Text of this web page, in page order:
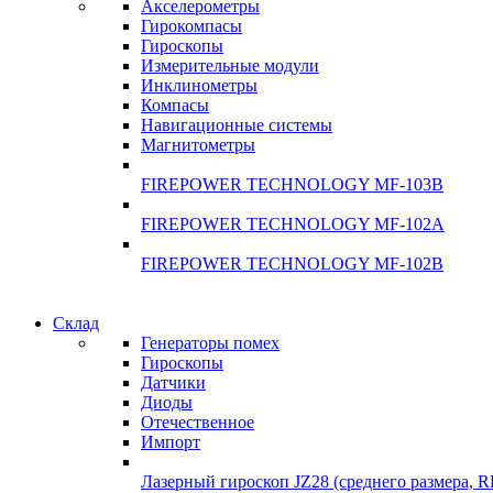
Акселерометры
Гирокомпасы
Гироскопы
Измерительные модули
Инклинометры
Компасы
Навигационные системы
Магнитометры
FIREPOWER TECHNOLOGY MF-103B
FIREPOWER TECHNOLOGY MF-102A
FIREPOWER TECHNOLOGY MF-102B
Склад
Генераторы помех
Гироскопы
Датчики
Диоды
Отечественное
Импорт
Лазерный гироскоп JZ28 (среднего размера,